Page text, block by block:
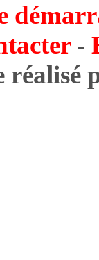
-
réalisé